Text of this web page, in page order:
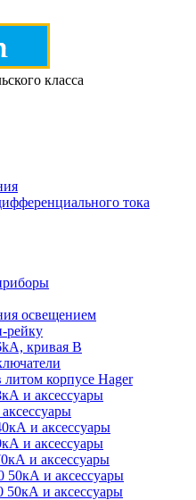
класса
тока
освещением
рейку
кривая В
корпусе Hager
и аксессуары
и аксессуары
и аксессуары
и аксессуары
и аксессуары
и аксессуары